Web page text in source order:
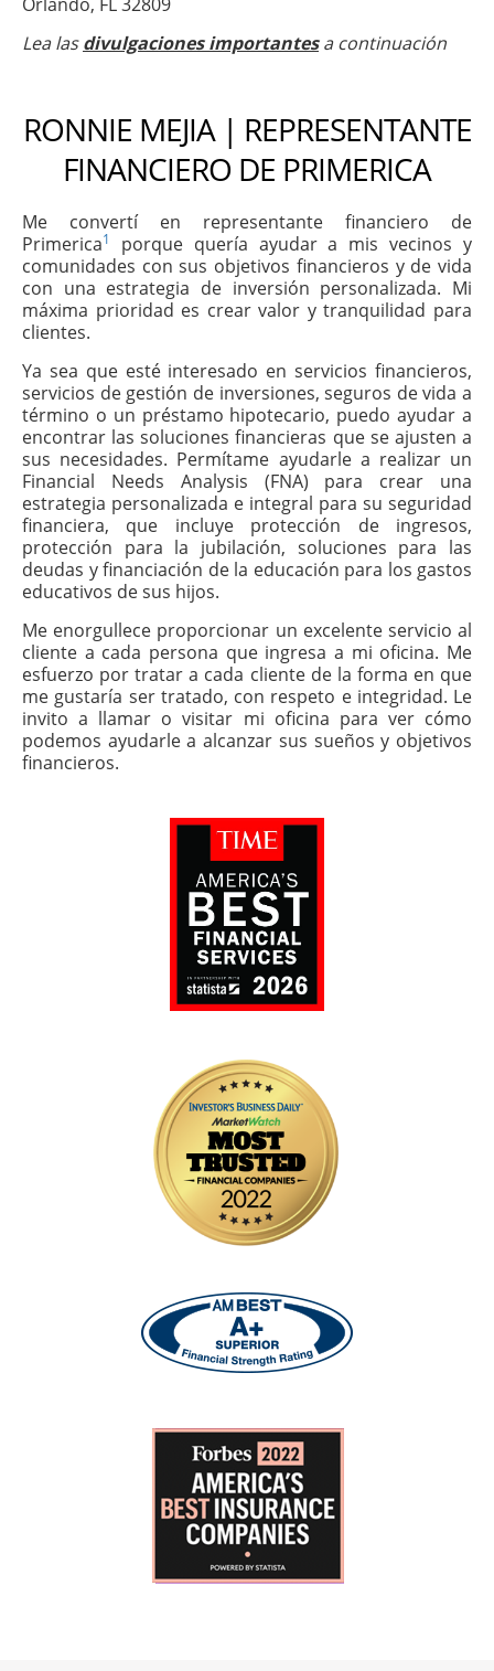
Lea lasdivulgaciones importantesa continuación
RONNIE MEJIA | REPRESENTANTE
FINANCIERO DE PRIMERICA
Me convertí en representante financiero de
Primerica1
porque quería ayudar a mis vecinos y
comunidades con sus objetivos financieros y de vida
con una estrategia de inversión personalizada. Mi
máxima prioridad es crear valor y tranquilidad para
clientes.
Ya sea que esté interesado en servicios financieros,
servicios de gestión de inversiones, seguros de vida a
término o un préstamo hipotecario, puedo ayudar a
encontrar las soluciones financieras que se ajusten a
sus necesidades. Permítame ayudarle a realizar un
Financial Needs Analysis (FNA) para crear una
estrategia personalizada e integral para su seguridad
financiera, que incluye protección de ingresos,
protección para la jubilación, soluciones para las
deudas y financiación de la educación para los gastos
educativos de sus hijos.
Me enorgullece proporcionar un excelente servicio al
cliente a cada persona que ingresa a mi oficina. Me
esfuerzo por tratar a cada cliente de la forma en que
me gustaría ser tratado, con respeto e integridad. Le
invito a llamar o visitar mi oficina para ver cómo
podemos ayudarle a alcanzar sus sueños y objetivos
financieros.